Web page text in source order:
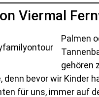
Viermal
Palmen
gehören
denn bevor wir Kinder
für uns, immer auf